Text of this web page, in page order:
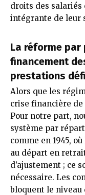
droits des
intégrante de leur
La réforme
financement
prestations
Alors que les
crise financière de
Pour notre part,
système par
comme en 1945,
au départ en
d’ajustement ; ce
nécessaire. Les
bloquent le niveau